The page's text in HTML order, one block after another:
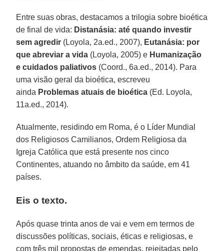
Entre suas obras, destacamos a trilogia sobre bioética
de final de vida: Distanásia: até quando investir
sem agredir (Loyola, 2a.ed., 2007), Eutanásia: por
que abreviar a vida (Loyola, 2005) e Humanização
e cuidados paliativos (Coord., 6a.ed., 2014). Para
uma visão geral da bioética, escreveu
ainda Problemas atuais de bioética (Ed. Loyola,
11a.ed., 2014).
Atualmente, residindo em Roma, é o Líder Mundial
dos Religiosos Camilianos, Ordem Religiosa da
Igreja Católica que está presente nos cinco
Continentes, atuando no âmbito da saúde, em 41
países.
Eis o texto.
Após quase trinta anos de vai e vem em termos de
discussões políticas, sociais, éticas e religiosas, e
com três mil propostas de emendas, rejeitadas pelo